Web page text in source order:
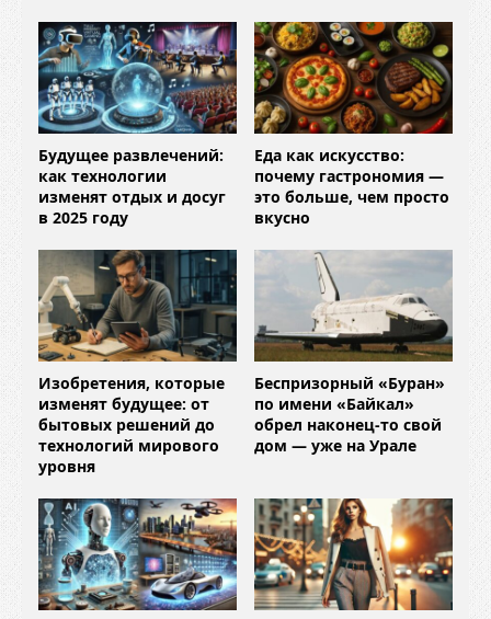
Будущее развлечений:
как технологии
изменят отдых и досуг
в 2025 году
Еда как искусство:
почему гастрономия —
это больше, чем просто
вкусно
Изобретения, которые
изменят будущее: от
бытовых решений до
технологий мирового
уровня
Беспризорный «Буран»
по имени «Байкал»
обрел наконец-то свой
дом — уже на Урале